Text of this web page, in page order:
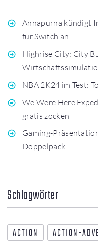
Annapurna kündigt
für Switch an
Highrise City: City
NBA 2K24 im Test:
We Were Here
gratis zocken
Gaming-
Doppelpack
Schlagwörter
ACTION ACTION-